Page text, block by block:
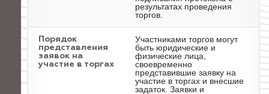
результатах проведения
торгов.
Порядок
представления
заявок на
участие в торгах
Участниками торгов могут
быть юридические и
физические лица,
своевременно
представившие заявку на
участие в торгах и внесшие
задаток. Заявки и